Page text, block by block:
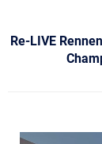
Re-LIVE